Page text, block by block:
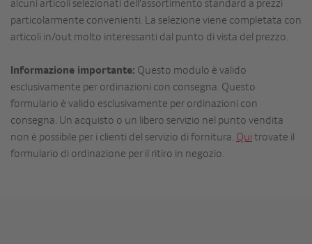
alcuni articoli selezionati dell'assortimento standard a prezzi
particolarmente convenienti. La selezione viene completata con
articoli in/out molto interessanti dal punto di vista del prezzo.
Informazione importante: Questo modulo è valido
esclusivamente per ordinazioni con consegna. Questo
formulario è valido esclusivamente per ordinazioni con
consegna. Un acquisto o un libero servizio nel punto vendita
non è possibile per i clienti del servizio di fornitura. Qui trovate il
formulario di ordinazione per il ritiro in negozio.